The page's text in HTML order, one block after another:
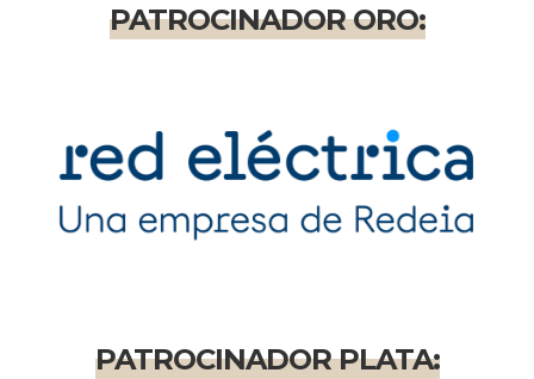
PATROCINADOR ORO:
PATROCINADOR PLATA: